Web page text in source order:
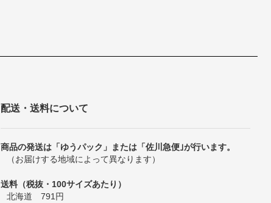
配送・送料について
商品の発送は「ゆうパック」または「佐川急便｣が行います。
（お届けする地域によって異なります）
送料（税抜・100サイズあたり）
北海道 791円